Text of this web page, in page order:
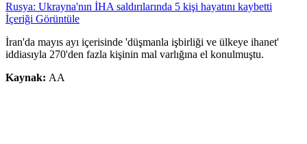
Rusya: Ukrayna'nın İHA saldırılarında 5 kişi hayatını kaybetti
İçeriği Görüntüle
İran'da mayıs ayı içerisinde 'düşmanla işbirliği ve ülkeye ihanet'
iddiasıyla 270'den fazla kişinin mal varlığına el konulmuştu.
Kaynak: AA